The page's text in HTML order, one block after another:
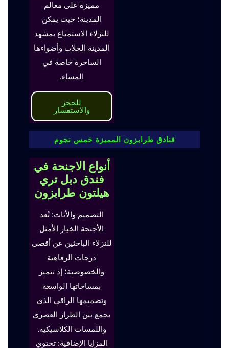
مميزة على معالم
المدينة؛ حيث يمكن
للنزلاء الاستمتاع بمشهد
المدينة الخلاب وأضواءها
الساحرة خاصة في
المساء.
للحجز
والاستفسار
فنادق طرابزون المميزة خمس نجوم
أنواع الاجنحة في
فندق دبل تري
هيلتون طرابزون
التصميم والأثاث: تُعد
الأجنحة الخيار الأمثل
للنزلاء الباحثين عن أقصى
درجات الرفاهية
والخصوصية؛ إذ تتميز
بمساحاتها الواسعة
وتصميمها الراقي الذي
يجمع بين الطراز العصري
واللمسات الكلاسيكية.
المزايا الإضافية: تحتوي